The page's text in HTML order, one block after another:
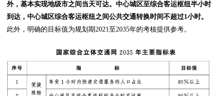
外，基本实现地级市之间当天可达。中心城区至综合客运枢纽半小时
到达，中心城区综合客运枢纽之间公共交通转换时间不超过1小时。
此外，明确的目标值为规划期2021至2035年的考核提供参考。